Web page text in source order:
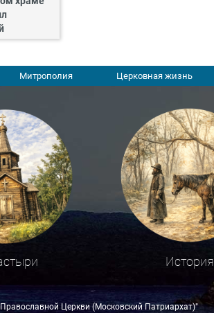
Митрополия Церковная жизнь
История
Церкви (Московский Патриархат)"